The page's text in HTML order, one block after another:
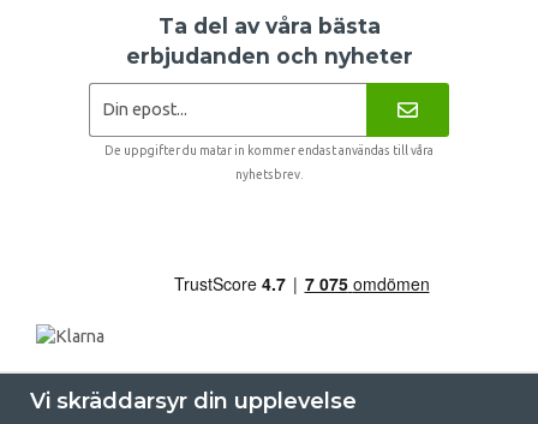
Ta del av våra bästa
erbjudanden och nyheter
De uppgifter du matar in kommer endast användas till våra
nyhetsbrev.
Vi skräddarsyr din upplevelse